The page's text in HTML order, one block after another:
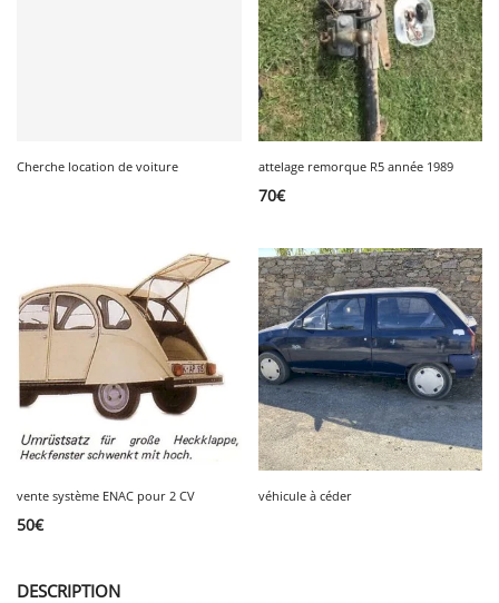
Cherche location de voiture attelage remorque R5 année 1989
70€
vente système ENAC pour 2 CV
50€
véhicule à céder
DESCRIPTION